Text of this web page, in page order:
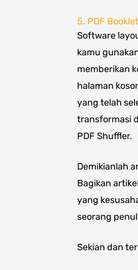
5. PDF Booklet
Software
kamu
memberikan
halaman
yang telah
transformasi
PDF Shuffler.
Demikianlah
Bagikan
yang
seorang
Sekian dan